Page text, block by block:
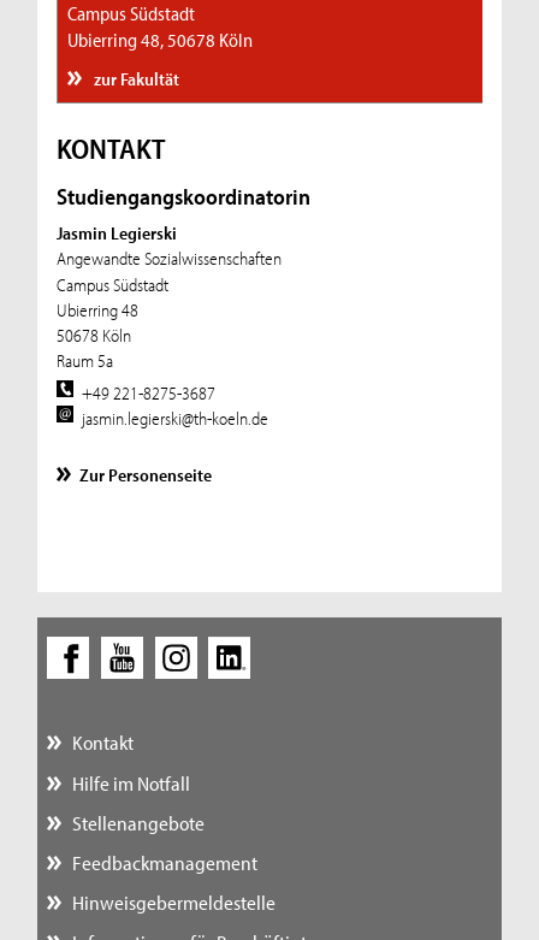
Campus Südstadt
Ubierring 48, 50678 Köln
zur Fakultät
KONTAKT
Studiengangskoordinatorin
Jasmin Legierski
Angewandte Sozialwissenschaften
Campus Südstadt
Ubierring 48
50678 Köln
Raum 5a
+49 221-8275-3687
jasmin.legierski@th-koeln.de
Zur Personenseite
Kontakt
Hilfe im Notfall
Stellenangebote
Feedbackmanagement
Hinweisgebermeldestelle